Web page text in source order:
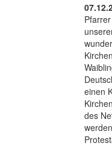
einen
des